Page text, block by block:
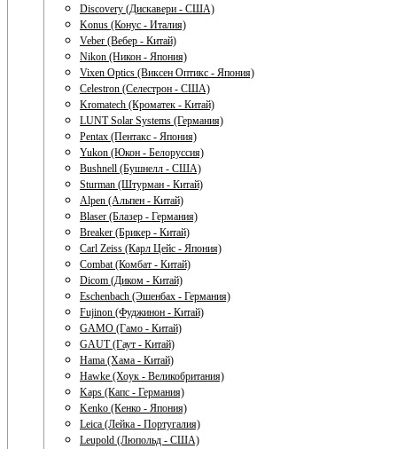
Discovery (Дискавери - США)
Konus (Конус - Италия)
Veber (Вебер - Китай)
Nikon (Никон - Япония)
Vixen Optics (Виксен Оптикс - Япония)
Celestron (Селестрон - США)
Kromatech (Кроматек - Китай)
LUNT Solar Systems (Германия)
Pentax (Пентакс - Япония)
Yukon (Юкон - Белоруссия)
Bushnell (Бушнелл - США)
Sturman (Штурман - Китай)
Alpen (Альпен - Китай)
Blaser (Блазер - Германия)
Breaker (Брикер - Китай)
Carl Zeiss (Карл Цейс - Япония)
Combat (Комбат - Китай)
Dicom (Диком - Китай)
Eschenbach (Эшенбах - Германия)
Fujinon (Фуджинон - Китай)
GAMO (Гамо - Китай)
GAUT (Гаут - Китай)
Hama (Хама - Китай)
Hawke (Хоук - Великобритания)
Kaps (Капс - Германия)
Kenko (Кенко - Япония)
Leica (Лейка - Португалия)
Leupold (Люпольд - США)